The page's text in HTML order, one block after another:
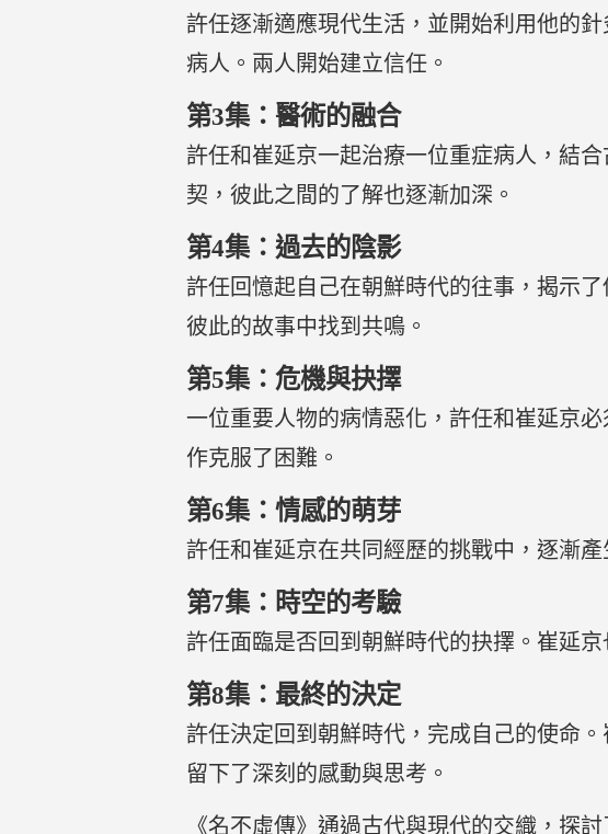
許任逐漸適應現代生活，並開始利用他的
病人。兩人開始建立信任。
第3集：醫術的融合
許任和崔延京一起治療一位重症病人，結
契，彼此之間的了解也逐漸加深。
第4集：過去的陰影
許任回憶起自己在朝鮮時代的往事，揭示
彼此的故事中找到共鳴。
第5集：危機與抉擇
一位重要人物的病情惡化，許任和崔延京
作克服了困難。
第6集：情感的萌芽
許任和崔延京在共同經歷的挑戰中，逐漸
第7集：時空的考驗
許任面臨是否回到朝鮮時代的抉擇。崔延
第8集：最終的決定
許任決定回到朝鮮時代，完成自己的使命
留下了深刻的感動與思考。
《名不虛傳》通過古代與現代的交織，探